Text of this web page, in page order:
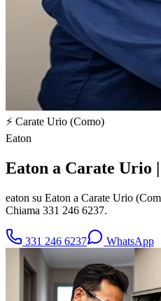
⚡ Carate Urio (Como)
Eaton
Eaton a Carate Urio
eaton su Eaton a Carate Urio
Chiama 331 246 6237.
331 246 6237 WhatsApp